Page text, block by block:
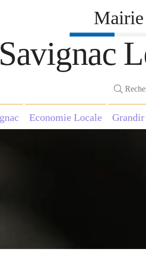
Savignac
Economie Locale Grandir